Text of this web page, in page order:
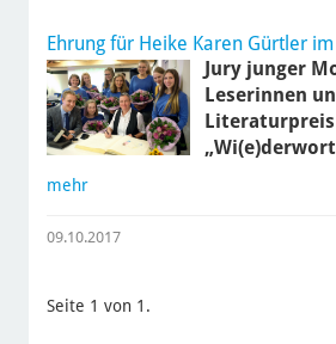
Ehrung für Heike Karen Gürtler
Jury junger
Leserinnen
Literaturpreis
mehr
09.10.2017
Seite 1 von 1.